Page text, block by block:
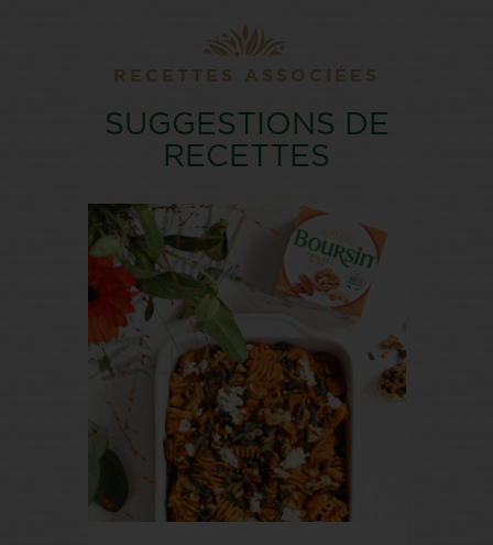
RECETTES ASSOCIÉES
SUGGESTIONS DE
RECETTES